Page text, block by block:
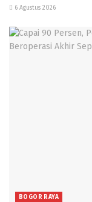
6 Agustus 2026
BOGOR RAYA